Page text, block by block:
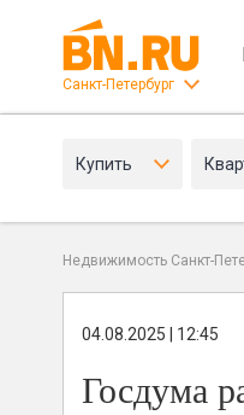
Санкт-Петербург
Купить
Недвижимость Санкт-
04.08.2025 | 12:45
Госдума